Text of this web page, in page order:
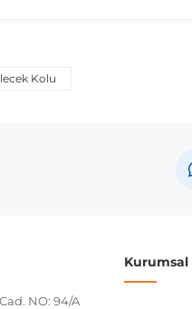
Kolu
NO: 94/A